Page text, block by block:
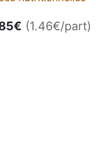
€ (1.46€/part)